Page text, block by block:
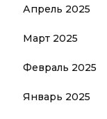
Апрель 2025
Март 2025
Февраль 2025
Январь 2025